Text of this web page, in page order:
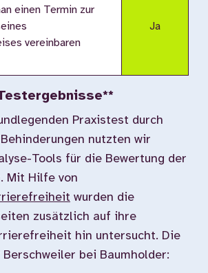
einen Termin zur
vereinbaren
Ja
Praxistest durch
nutzten wir
Tools für die Bewertung der
Mit Hilfe von
wurden die
zusätzlich auf ihre
hin untersucht. Die
bei Baumholder: